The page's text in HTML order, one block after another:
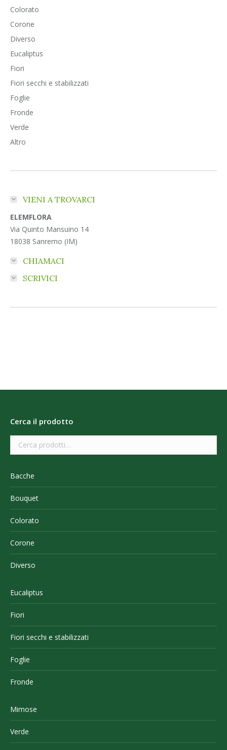
Colorato
Corone
Diverso
Eucaliptus
Fiori
Fiori secchi e stabilizzati
Foglie
Fronde
Verde
Altro
VIENI A TROVARCI
ELEMFLORA
Via Quinto Mansuino 14
18038 Sanremo (IM)
CHIAMACI
SCRIVICI
Cerca il prodotto
Bacche
Bouquet
Colorato
Corone
Diverso
Eucaliptus
Fiori
Fiori secchi e stabilizzati
Foglie
Fronde
Mimose
Verde